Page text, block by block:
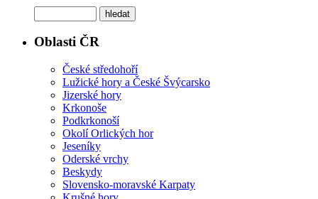
Oblasti ČR
České středohoří
Lužické hory a České Švýcarsko
Jizerské hory
Krkonoše
Podkrkonoší
Okolí Orlických hor
Jeseníky
Oderské vrchy
Beskydy
Slovensko-moravské Karpaty